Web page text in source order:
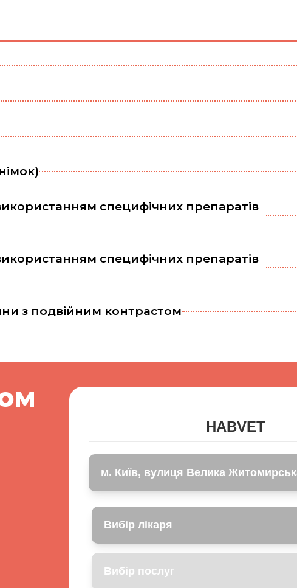
специфічних препаратів
специфічних препаратів
з подвійним контрастом